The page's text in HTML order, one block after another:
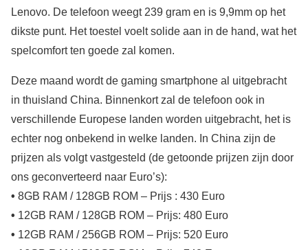
Lenovo. De telefoon weegt 239 gram en is 9,9mm op het
dikste punt. Het toestel voelt solide aan in de hand, wat het
spelcomfort ten goede zal komen.
Deze maand wordt de gaming smartphone al uitgebracht
in thuisland China. Binnenkort zal de telefoon ook in
verschillende Europese landen worden uitgebracht, het is
echter nog onbekend in welke landen. In China zijn de
prijzen als volgt vastgesteld (de getoonde prijzen zijn door
ons geconverteerd naar Euro’s):
• 8GB RAM / 128GB ROM – Prijs : 430 Euro
• 12GB RAM / 128GB ROM – Prijs: 480 Euro
• 12GB RAM / 256GB ROM – Prijs: 520 Euro